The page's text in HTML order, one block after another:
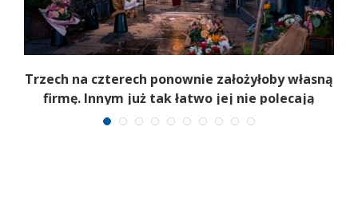
Trzech na czterech ponownie założyłoby własną
firmę. Innym już tak łatwo jej nie polecają